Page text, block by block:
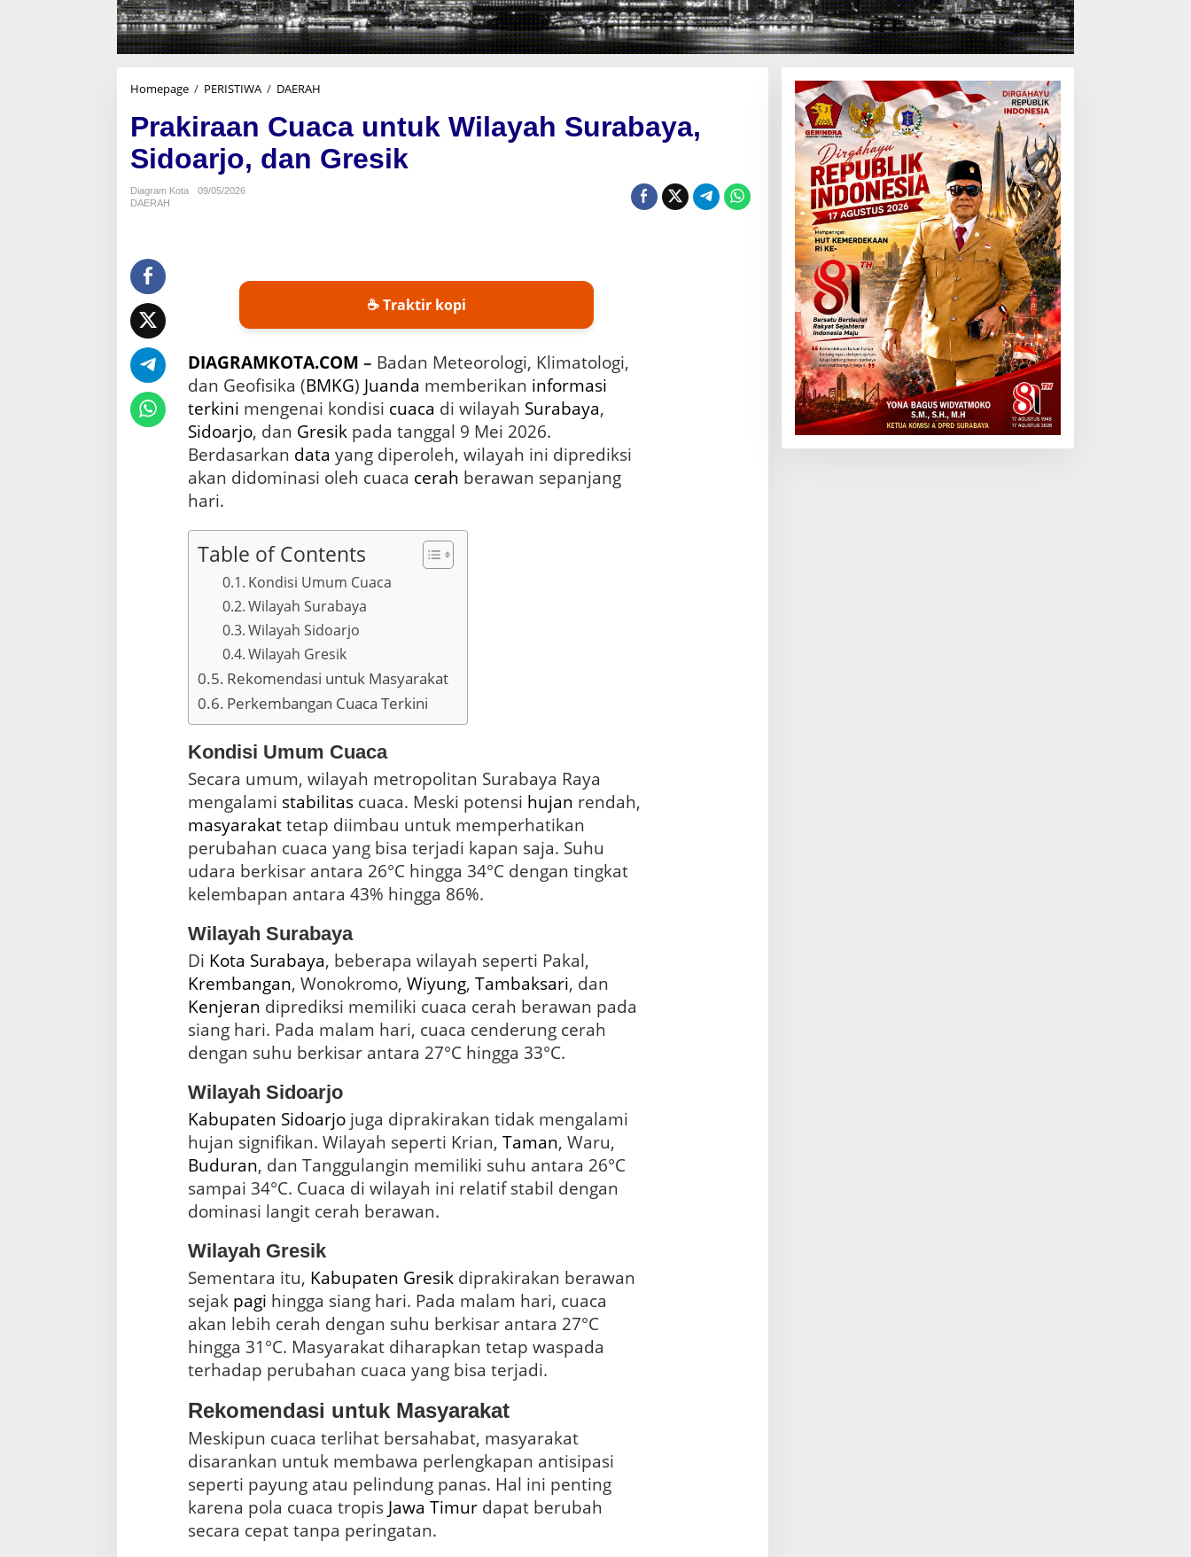
Homepage / PERISTIWA / DAERAH
a
k
i
r
t
k
W
i
l
a
y
S
r
a
a
y
,
S
d
o
a
r
j
o
,
d
a
G
r
s
k
Prakiraan Cuaca untuk Wilayah Surabaya,
Sidoarjo, dan Gresik
Diagram Kota
09/05/2026
DAERAH
☕ Traktir kopi
DIAGRAMKOTA.COM – Badan Meteorologi, Klimatologi,
dan Geofisika (BMKG) Juanda memberikan informasi
terkini mengenai kondisi cuaca di wilayah Surabaya,
Sidoarjo, dan Gresikpada tanggal 9 Mei 2026.
Berdasarkan data yang diperoleh, wilayah ini diprediksi
akan didominasi oleh cuaca cerah berawan sepanjang
hari.
Table of Contents
Kondisi Umum Cuaca
Wilayah Surabaya
Wilayah Sidoarjo
Wilayah Gresik
Rekomendasi untuk Masyarakat
Perkembangan Cuaca Terkini
Kondisi Umum Cuaca
Secara umum, wilayah metropolitan Surabaya Raya
mengalami stabilitascuaca. Meski potensi hujan rendah,
masyarakattetap diimbau untuk memperhatikan
perubahan cuaca yang bisa terjadi kapan saja. Suhu
udara berkisar antara 26°C hingga 34°C dengan tingkat
kelembapan antara 43% hingga 86%.
Wilayah Surabaya
Di Kota Surabaya, beberapa wilayah seperti Pakal,
Krembangan, Wonokromo, Wiyung, Tambaksari, dan
Kenjeran diprediksi memiliki cuaca cerah berawan pada
siang hari. Pada malam hari, cuaca cenderung cerah
dengan suhu berkisar antara 27°C hingga 33°C.
Wilayah Sidoarjo
Kabupaten Sidoarjojuga diprakirakan tidak mengalami
hujan signifikan. Wilayah seperti Krian, Taman, Waru,
Buduran, dan Tanggulangin memiliki suhu antara 26°C
sampai 34°C. Cuaca di wilayah ini relatif stabil dengan
dominasi langit cerah berawan.
Wilayah Gresik
Sementara itu, Kabupaten Gresikdiprakirakan berawan
sejak pagi hingga siang hari. Pada malam hari, cuaca
akan lebih cerah dengan suhu berkisar antara 27°C
hingga 31°C. Masyarakat diharapkan tetap waspada
terhadap perubahan cuaca yang bisa terjadi.
Rekomendasi untuk Masyarakat
Meskipun cuaca terlihat bersahabat, masyarakat
disarankan untuk membawa perlengkapan antisipasi
seperti payung atau pelindung panas. Hal ini penting
karena pola cuaca tropis Jawa Timurdapat berubah
secara cepat tanpa peringatan.